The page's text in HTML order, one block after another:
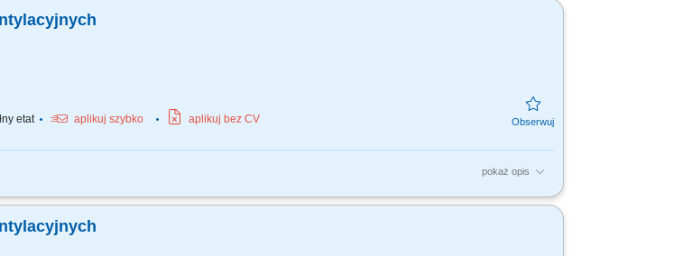
etat aplikuj szybko aplikuj bez CV
pokaż opis
(woj. mazowieckie) Śląsk (woj. śląskie) – Częstochowa, Katowice DOŁĄCZ DO NAS!